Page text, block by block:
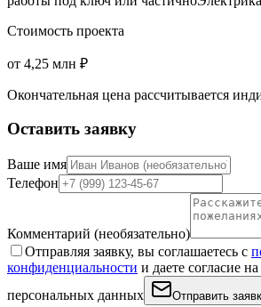
Стоимость проекта
от 4,25 млн ₽
Окончательная цена рассчитывается
Оставить заявку
Ваше имя
Телефон
Комментарий (необязательно)
Отправляя заявку, вы соглашаетесь с
конфиденциальности и даете согласие
персональных данных
Отправить